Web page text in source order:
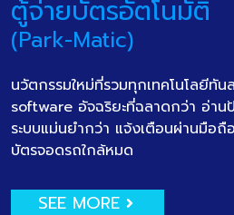
ตู้จ่ายบัตรอัตโนมัติ
(Park-Matic)
นวัตกรรมใหม่ที่รวมทุกเทคโนโลยีทั
software อัจฉริยะที่ฉลาดกว่า อ่าน
ระบบแม่นยำกว่า แจ้งเตือนผ่านมือ
บัตรจอดรถใกล้หมด
SEE MORE